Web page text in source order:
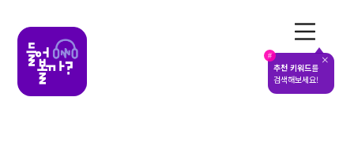
#
추천 키워드를
검색해보세요!